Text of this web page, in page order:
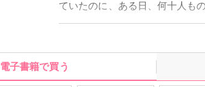
ていたのに、ある日、何十人も
れ、首筋を舐められ股間を弄ら
け目の前に現れた大男に「やっ
助けてくれた大男、人間じゃ
いられた大学生と鬼の異種間ラ
電子書籍で買う